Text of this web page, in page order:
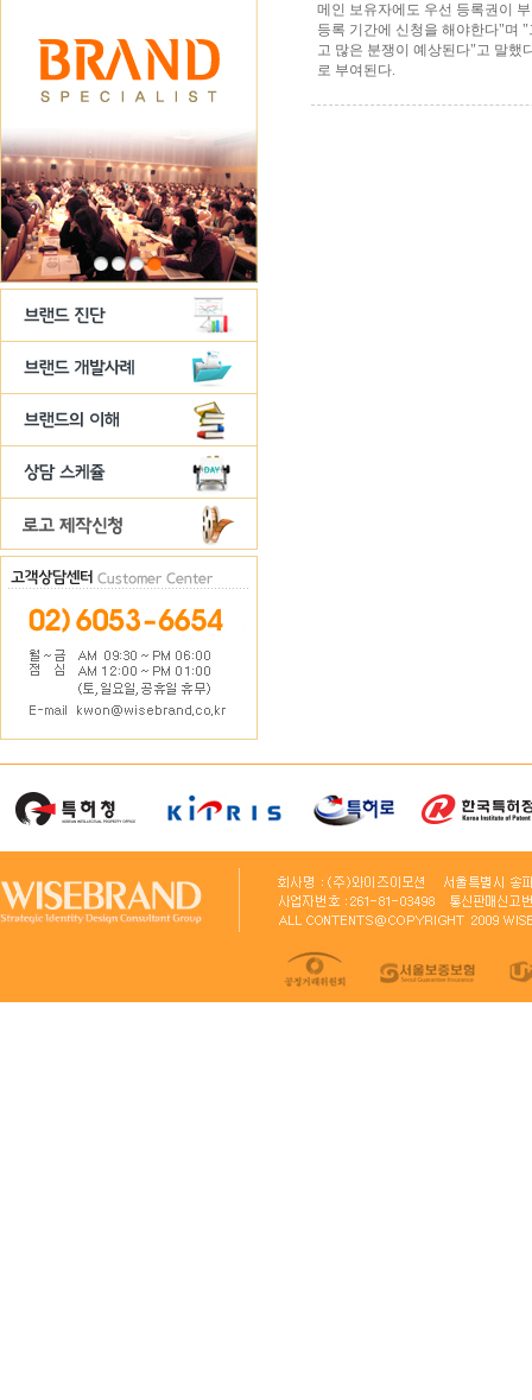
메인 보유자에도 우선 등록권이
등록 기간에 신청을 해야한다"며
고 많은 분쟁이 예상된다"고 말했
로 부여된다.